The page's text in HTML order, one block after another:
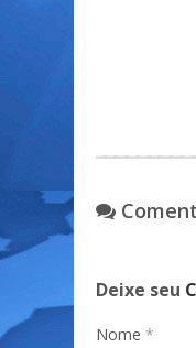
Deixe seu
Nome *